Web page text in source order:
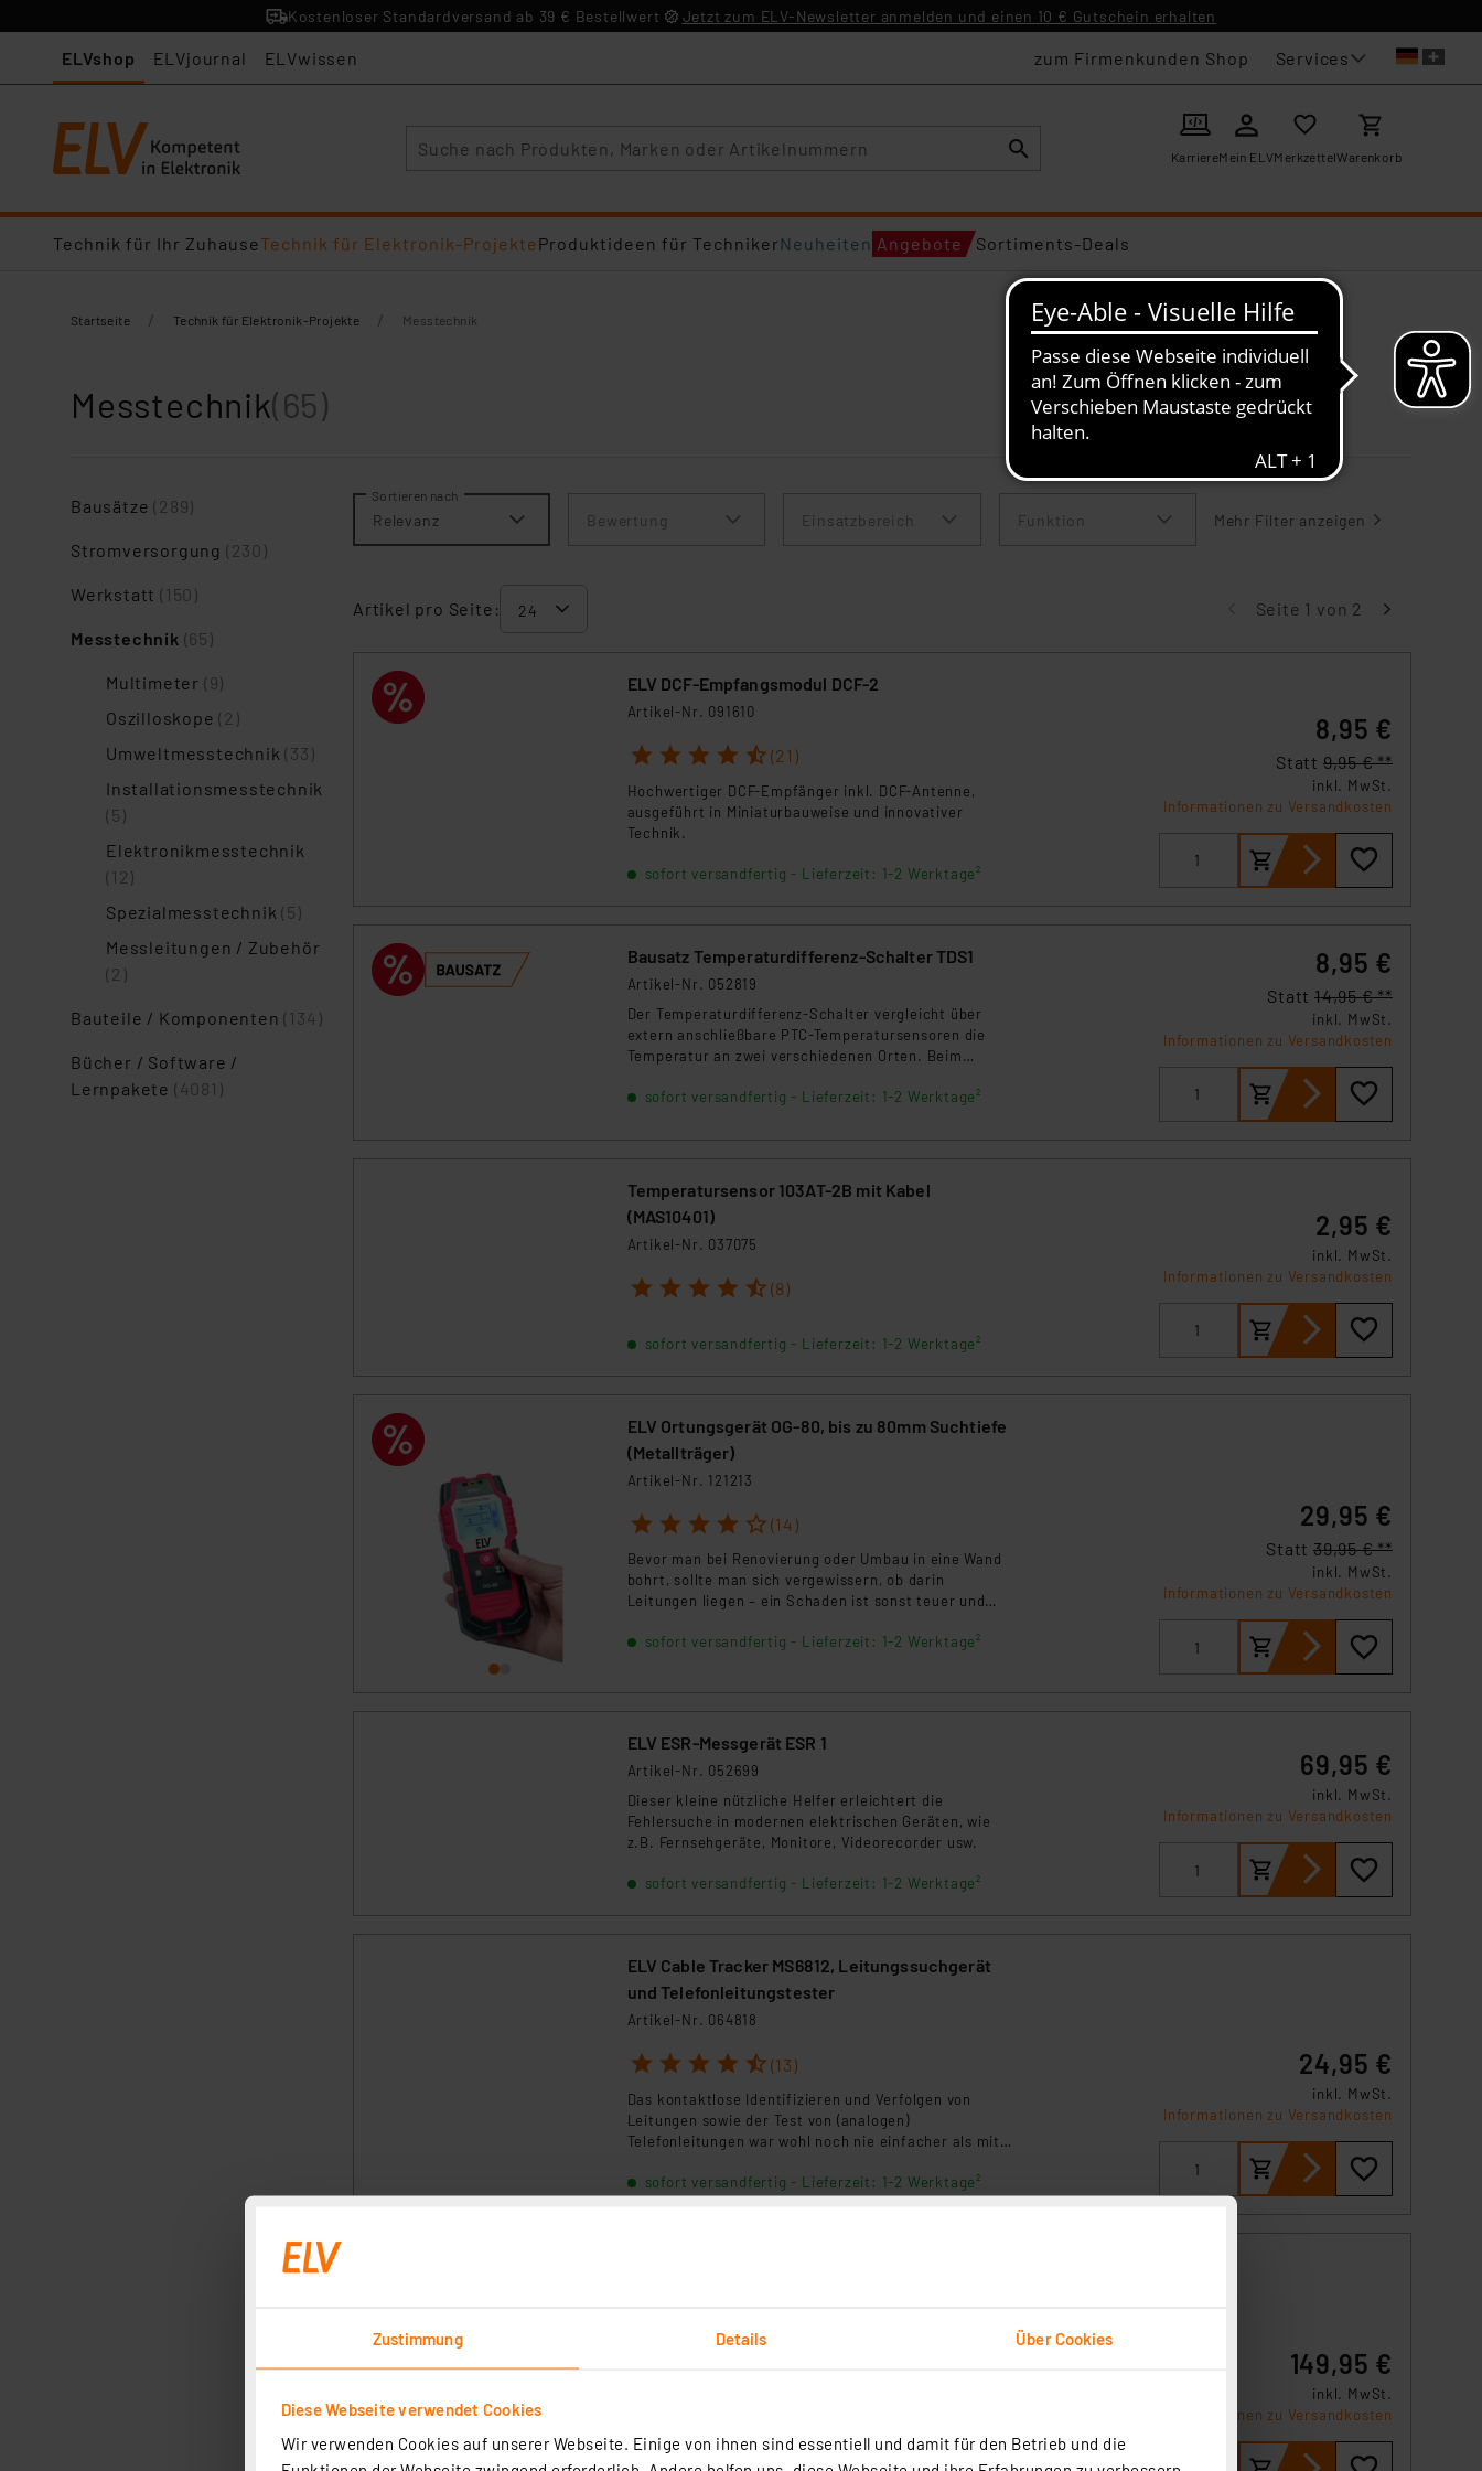
Zustimmung Details Über Cookies
Diese Webseite verwendet Cookies
Wir verwenden Cookies auf unserer Webseite. Einige von ihnen sind essentiell und damit für den Betrieb und die
Kostenloser Standardversand ab 39 € Bestellwert Jetzt zum ELV-Newsletter anmelden und einen 10 € Gutschein erhalten
ELVshop ELVjournal ELVwissen zum Firmenkunden Shop Services
KarriereMein ELVMerkzettelWarenkorb
Technik für Ihr ZuhauseTechnik für Elektronik-ProjekteProduktideen für TechnikerNeuheiten Angebote Sortiments-Deals
Startseite / Technik für Elektronik-Projekte / Messtechnik
Messtechnik(65)
Bausätze(289)
Stromversorgung (230)
Werkstatt(150)
Messtechnik (65)
Multimeter (9)
Oszilloskope(2)
Umweltmesstechnik(33)
Installationsmesstechnik
(5)
Elektronikmesstechnik
(12)
Spezialmesstechnik(5)
Messleitungen / Zubehör
(2)
Bauteile / Komponenten(134)
Bücher / Software /
Lernpakete (4081)
Sortieren nach
Relevanz Bewertung Einsatzbereich Funktion Mehr Filter anzeigen
Artikel pro Seite: Seite 1 von 2
ELV DCF-Empfangsmodul DCF-2
Artikel-Nr. 091610
1 2 3 4 5 (21)
Hochwertiger DCF-Empfänger inkl. DCF-Antenne,
ausgeführt in Miniaturbauweise und innovativer
Technik.
sofort versandfertig - Lieferzeit: 1-2 Werktage²
8,95 €
Statt 9,95 € **
inkl. MwSt.
Informationen zu Versandkosten
Bausatz Temperaturdifferenz-Schalter TDS1
Artikel-Nr. 052819
Der Temperaturdifferenz-Schalter vergleicht über
extern anschließbare PTC-Temperatursensoren die
Temperatur an zwei verschiedenen Orten. Beim
wird ein Relais- Schaltausgang aktiviert. Die
sofort versandfertig - Lieferzeit: 1-2 Werktage²
8,95 €
Statt 14,95 € **
inkl. MwSt.
Informationen zu Versandkosten
Temperatursensor 103AT-2B mit Kabel
(MAS10401)
Artikel-Nr. 037075
1 2 3 4 5 (8)
sofort versandfertig - Lieferzeit: 1-2 Werktage²
2,95 €
inkl. MwSt.
Informationen zu Versandkosten
ELV Ortungsgerät OG-80, bis zu 80mm Suchtiefe
(Metallträger)
Artikel-Nr. 121213
1 2 3 4 5 (14)
Bevor man bei Renovierung oder Umbau in eine Wand
bohrt, sollte man sich vergewissern, ob darin
Leitungen liegen – ein Schaden ist sonst teuer und
Wasserrohr. Das Ortungsgerät OG-80 zeigt Ihnen
sofort versandfertig - Lieferzeit: 1-2 Werktage²
29,95 €
Statt 39,95 € **
inkl. MwSt.
Informationen zu Versandkosten
ELV ESR-Messgerät ESR 1
Artikel-Nr. 052699
Dieser kleine nützliche Helfer erleichtert die
Fehlersuche in modernen elektrischen Geräten, wie
z.B. Fernsehgeräte, Monitore, Videorecorder usw.
sofort versandfertig - Lieferzeit: 1-2 Werktage²
69,95 €
inkl. MwSt.
Informationen zu Versandkosten
ELV Cable Tracker MS6812, Leitungssuchgerät
und Telefonleitungstester
Artikel-Nr. 064818
1 2 3 4 5 (13)
Das kontaktlose Identifizieren und Verfolgen von
Leitungen sowie der Test von (analogen)
Telefonleitungen war wohl noch nie einfacher als mit
sofort versandfertig - Lieferzeit: 1-2 Werktage²
24,95 €
inkl. MwSt.
Informationen zu Versandkosten
dient zur Ermittlung des Luftqualitätswertes in
Innenräumen. Hinweis: Hierbei handelt es sich um
149,95 €
inkl. MwSt.
Informationen zu Versandkosten